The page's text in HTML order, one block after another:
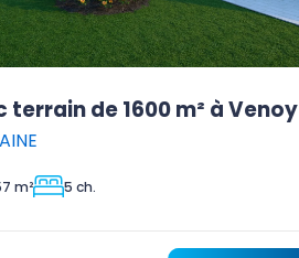
terrain de 1600 m² à Venoy
m² 5 ch.